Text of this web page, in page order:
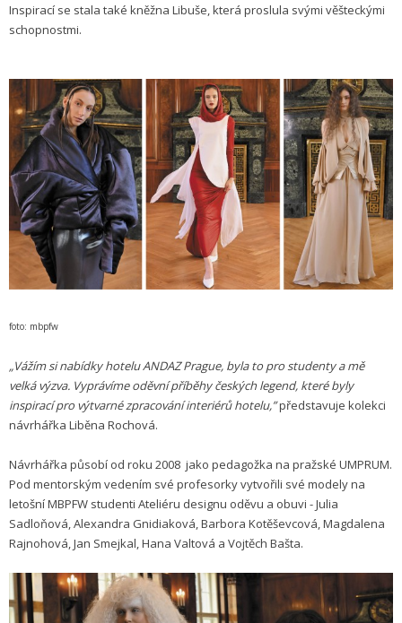
Inspirací se stala také kněžna Libuše, která proslula svými věšteckými
schopnostmi.
foto: mbpfw
„Vážím si nabídky hotelu ANDAZ Prague, byla to pro studenty a mě
velká výzva. Vyprávíme oděvní příběhy českých legend, které byly
inspirací pro výtvarné zpracování interiérů hotelu,”představuje kolekci
návrhářka Liběna Rochová.
Návrhářka působí od roku 2008 jako pedagožka na pražské UMPRUM.
Pod mentorským vedením své profesorky vytvořili své modely na
letošní MBPFW studenti Ateliéru designu oděvu a obuvi - Julia
Sadloňová, Alexandra Gnidiaková, Barbora Kotěševcová, Magdalena
Rajnohová, Jan Smejkal, Hana Valtová a Vojtěch Bašta.